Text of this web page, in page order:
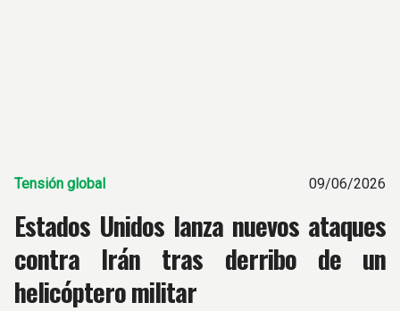
Tensión global 09/06/2026
Estados Unidos lanza nuevos ataques
contra Irán tras derribo de un
helicóptero militar